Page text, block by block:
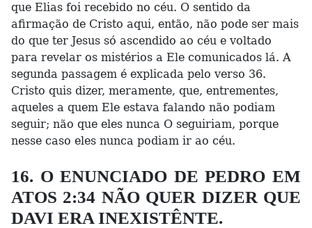
que Elias foi recebido no céu. O sentido da
afirmação de Cristo aqui, então, não pode ser mais
do que ter Jesus só ascendido ao céu e voltado
para revelar os mistérios a Ele comunicados lá. A
segunda passagem é explicada pelo verso 36.
Cristo quis dizer, meramente, que, entrementes,
aqueles a quem Ele estava falando não podiam
seguir; não que eles nunca O seguiriam, porque
nesse caso eles nunca podiam ir ao céu.
16. O ENUNCIADO DE PEDRO EM
ATOS 2:34 NÃO QUER DIZER QUE
DAVI ERA INEXISTÊNTE.